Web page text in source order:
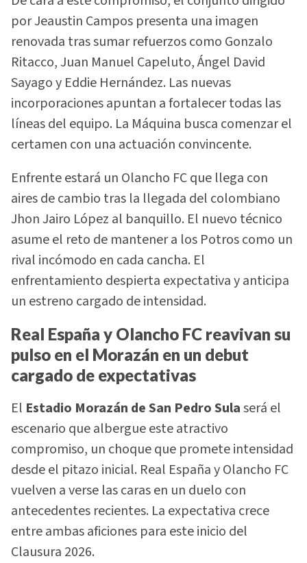
por Jeaustin Campos presenta una imagen
renovada tras sumar refuerzos como Gonzalo
Ritacco, Juan Manuel Capeluto, Ángel David
Sayago y Eddie Hernández. Las nuevas
incorporaciones apuntan a fortalecer todas las
líneas del equipo. La Máquina busca comenzar el
certamen con una actuación convincente.
Enfrente estará un Olancho FC que llega con
aires de cambio tras la llegada del colombiano
Jhon Jairo López al banquillo. El nuevo técnico
asume el reto de mantener a los Potros como un
rival incómodo en cada cancha. El
enfrentamiento despierta expectativa y anticipa
un estreno cargado de intensidad.
Real España y Olancho FC reavivan su
pulso en el Morazán en un debut
cargado de expectativas
El Estadio Morazán de San Pedro Sulaserá el
escenario que albergue este atractivo
compromiso, un choque que promete intensidad
desde el pitazo inicial. Real España y Olancho FC
vuelven a verse las caras en un duelo con
antecedentes recientes. La expectativa crece
entre ambas aficiones para este inicio del
Clausura 2026.